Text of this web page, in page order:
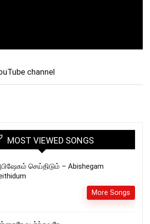
channel
MOST VIEWED SONGS
செய்திடும் – Abishegam
More Songs